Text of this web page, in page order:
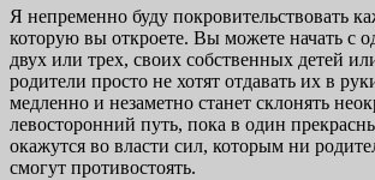
Я непременно буду покровительствовать
которую вы откроете. Вы можете начать с
двух или трех, своих собственных детей
родители просто не хотят отдавать их в
медленно и незаметно станет склонять
левосторонний путь, пока в один
окажутся во власти сил, которым ни
смогут противостоять.